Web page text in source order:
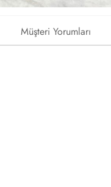
Müşteri Yorumları